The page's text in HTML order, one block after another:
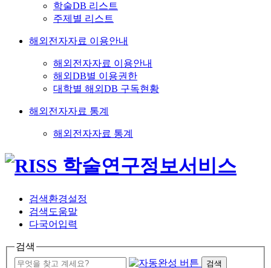
학술DB 리스트
주제별 리스트
해외전자자료 이용안내
해외전자자료 이용안내
해외DB별 이용권한
대학별 해외DB 구독현황
해외전자자료 통계
해외전자자료 통계
검색환경설정
검색도움말
다국어입력
검색
검색